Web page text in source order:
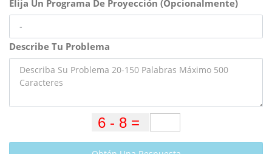
Elija Un Programa De Proyección (Opcionalmente)
Describe Tu Problema